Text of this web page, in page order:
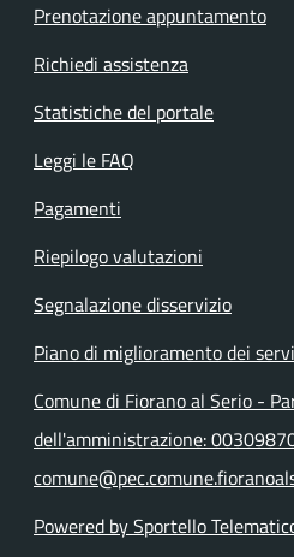
Prenotazione appuntamento
Richiedi assistenza
Statistiche del portale
Leggi le FAQ
Pagamenti
Riepilogo valutazioni
Segnalazione disservizio
Piano di miglioramento dei
Comune di Fiorano al Serio -
dell'amministrazione:
Powered by Sportello